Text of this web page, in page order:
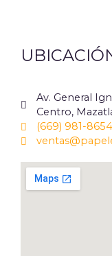
Av. General
Centro,
(669) 981-8654